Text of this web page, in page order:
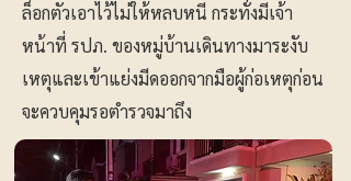
ล็อกตัวเอาไว้ไม่ให้หลบหนี กระทั่งมีเจ้า
หน้าที่ รปภ. ของหมู่บ้านเดินทางมาระงับ
เหตุและเข้าแย่งมีดออกจากมือผู้ก่อเหตุก่อน
จะควบคุมรอตำรวจมาถึง